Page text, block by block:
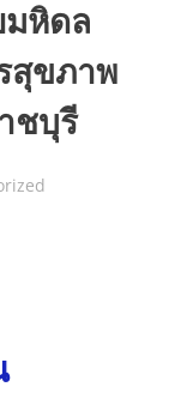
มหิดล
สุขภาพ
ชบุรี